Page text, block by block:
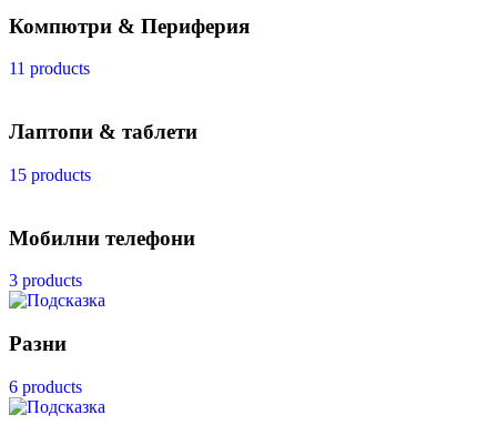
Компютри & Периферия
11 products
Лаптопи & таблети
15 products
Мобилни телефони
3 products
Разни
6 products